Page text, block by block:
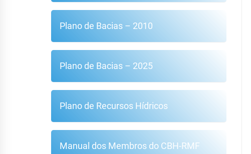
Plano de Bacias – 2010
Plano de Bacias – 2025
Plano de Recursos Hídricos
Manual dos Membros do CBH-RMF